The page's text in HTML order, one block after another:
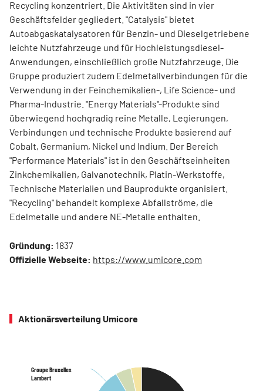
Recycling konzentriert. Die Aktivitäten sind in vier
Geschäftsfelder gegliedert. "Catalysis" bietet
Autoabgaskatalysatoren für Benzin- und Dieselgetriebene
leichte Nutzfahrzeuge und für Hochleistungsdiesel-
Anwendungen, einschließlich große Nutzfahrzeuge. Die
Gruppe produziert zudem Edelmetallverbindungen für die
Verwendung in der Feinchemikalien-, Life Science- und
Pharma-Industrie. "Energy Materials"-Produkte sind
überwiegend hochgradig reine Metalle, Legierungen,
Verbindungen und technische Produkte basierend auf
Cobalt, Germanium, Nickel und Indium. Der Bereich
"Performance Materials" ist in den Geschäftseinheiten
Zinkchemikalien, Galvanotechnik, Platin-Werkstoffe,
Technische Materialien und Bauprodukte organisiert.
"Recycling" behandelt komplexe Abfallströme, die
Edelmetalle und andere NE-Metalle enthalten.
Gründung: 1837
Offizielle Webseite: https://www.umicore.com
Aktionärsverteilung Umicore
Groupe Bruxelles
Lambert
Groupe Bruxelles
Lambert